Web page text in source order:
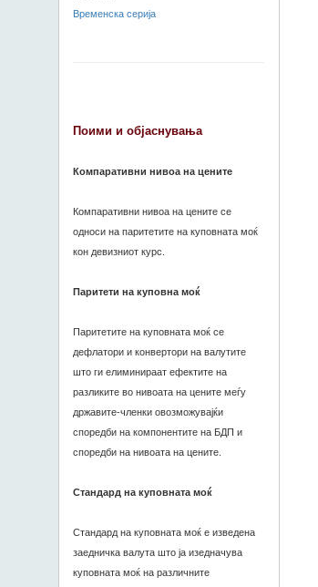
Временска серија
Поими и објаснувања
Компаративни нивоа на цените
Компаративни нивоа на цените се
односи на паритетите на куповната моќ
кон девизниот курс.
Паритети на куповна моќ
Паритетите на куповната моќ се
дефлатори и конвертори на валутите
што ги елиминираат ефектите на
разликите во нивоата на цените меѓу
државите-членки овозможувајќи
споредби на компонентите на БДП и
споредби на нивоата на цените.
Стандард на куповната моќ
Стандард на куповната моќ е изведена
заедничка валута што ја изедначува
куповната моќ на различните